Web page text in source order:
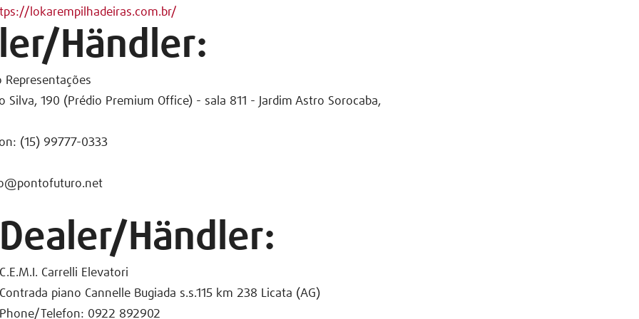
lokarempilhadeiras.com.br/
Händler:
Representações
Silva, 190 (Prédio Premium Office) - sala 811 - Jardim Astro Sorocaba,
(15) 99777-0333
Dealer/Händler:
C.E.M.I. Carrelli Elevatori
Contrada piano Cannelle Bugiada s.s.115 km 238 Licata (AG)
Phone/Telefon: 0922 892902